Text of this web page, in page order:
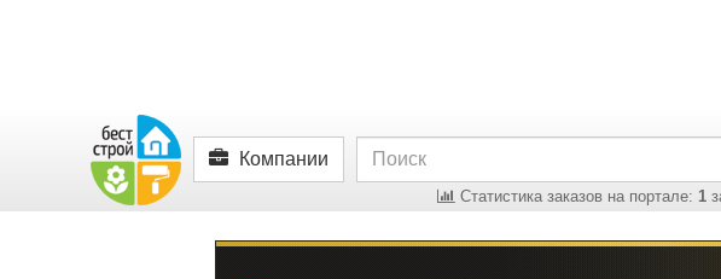
Компании
Статистика заказов на портале: 1